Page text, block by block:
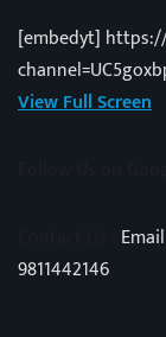
[embedyt]
View Full Screen
9811442146